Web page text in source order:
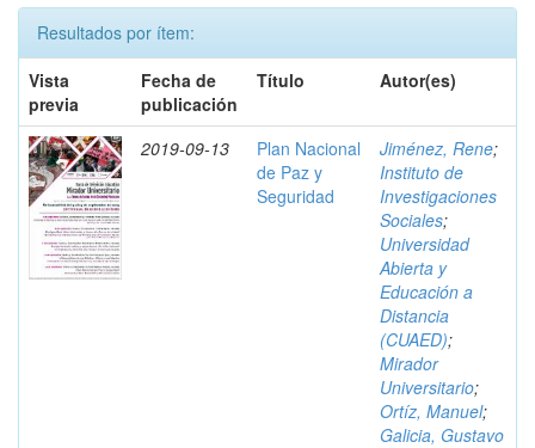
Resultados por ítem:
Vista
previa
Fecha de
publicación
Título Autor(es)
2019-09-13
Plan Nacional
de Paz y
Seguridad
Jiménez, Rene;
Instituto de
Investigaciones
Sociales;
Universidad
Abierta y
Educación a
Distancia
(CUAED);
Mirador
Universitario;
Ortíz, Manuel;
Galicia, Gustavo